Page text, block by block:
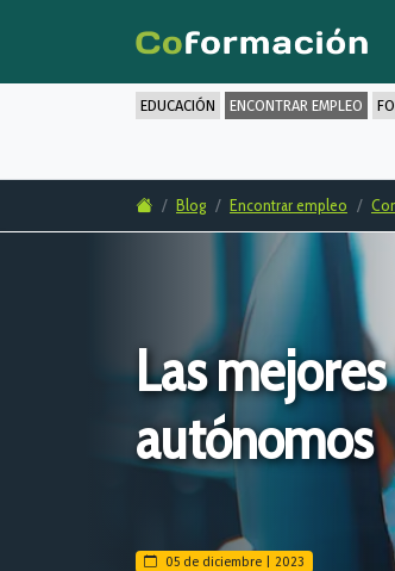
EDUCACIÓN ENCONTRAR EMPLEO
Blog Encontrar empleo
Las
autónomos
05 de diciembre | 2023